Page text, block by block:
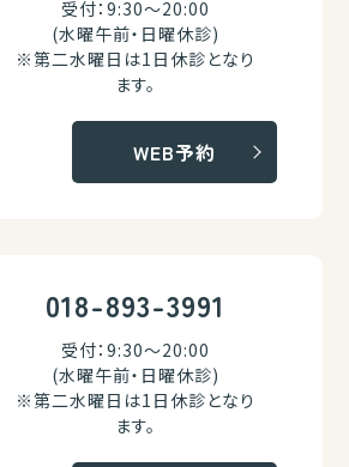
受付：9:30～20:00
(水曜午前・日曜休診)
※第二水曜日は1日休診となり
ます。
WEB予約
018-893-3991
受付：9:30～20:00
(水曜午前・日曜休診)
※第二水曜日は1日休診となり
ます。